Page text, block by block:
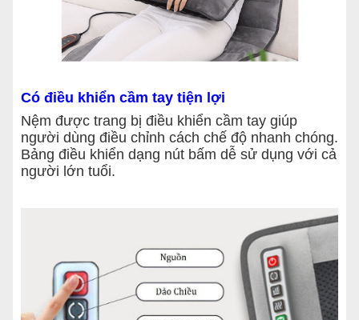
Có điều khiển cầm tay tiện lợi
Nệm được trang bị điều khiển cầm tay giúp
người dùng điều chỉnh cách chế độ nhanh chóng.
Bảng điều khiển dạng nút bấm dễ sử dụng với cả
người lớn tuổi.